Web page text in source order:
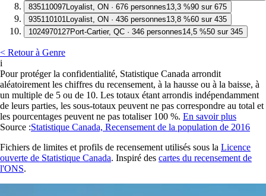
835110097Loyalist, ON · 676 personnes13,3 %90 sur 675
935110101Loyalist, ON · 436 personnes13,8 %60 sur 435
1024970127Port-Cartier, QC · 346 personnes14,5 %50 sur 345
< Retour à Genre
i
Pour protéger la confidentialité, Statistique Canada arrondit
aléatoirement les chiffres du recensement, à la hausse ou à la baisse, à
un multiple de 5 ou de 10. Les totaux étant arrondis indépendamment
de leurs parties, les sous-totaux peuvent ne pas correspondre au total et
les pourcentages peuvent ne pas totaliser 100 %. En savoir plus
Source :Statistique Canada, Recensement de la population de 2016
Fichiers de limites et profils de recensement utilisés sous la Licence
ouverte de Statistique Canada. Inspiré des cartes du recensement de
l'ONS.